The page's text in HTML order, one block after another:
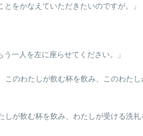
をかなえていただきたいのですが。」
一人を左に座らせてください。」
のわたしが飲む杯を飲み、このわた
が飲む杯を飲み、わたしが受ける洗礼